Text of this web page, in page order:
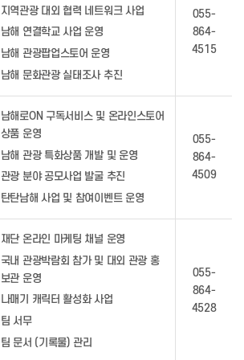
지역관광 대외 협력 네트워크 사업
남해 연결학교 사업 운영
남해 관광팝업스토어 운영
남해 문화관광 실태조사 추진
055-
864-
4515
남해로ON 구독서비스 및 온라인스토어
상품 운영
남해 관광 특화상품 개발 및 운영
관광 분야 공모사업 발굴 추진
탄탄남해 사업 및 참여이벤트 운영
055-
864-
4509
재단 온라인 마케팅 채널 운영
국내 관광박람회 참가 및 대외 관광 홍
보관 운영
나매기 캐릭터 활성화 사업
팀 서무
팀 문서 (기록물) 관리
055-
864-
4528